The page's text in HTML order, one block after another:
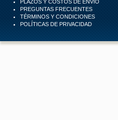
PLAZOS Y COSTOS DE ENVÍO
PREGUNTAS FRECUENTES
TÉRMINOS Y CONDICIONES
POLÍTICAS DE PRIVACIDAD